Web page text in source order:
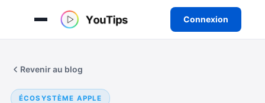
Connexion
Revenir au blog
ÉCOSYSTÈME APPLE